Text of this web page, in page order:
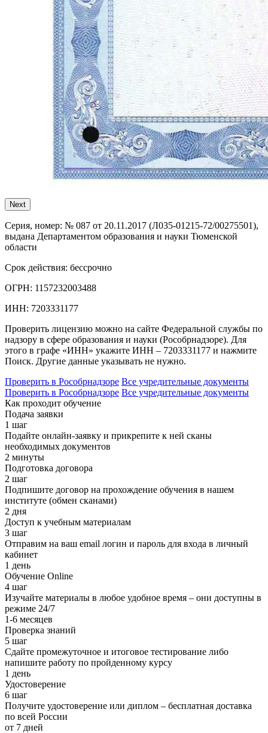
Next
Серия, номер: № 087 от 20.11.2017 (Л035-01215-72/00275501),
выдана Департаментом образования и науки Тюменской
области
Срок действия: бессрочно
ОГРН: 1157232003488
ИНН: 7203331177
Проверить лицензию можно на сайте Федеральной службы по
надзору в сфере образования и науки (Рособрнадзоре). Для
этого в графе «ИНН» укажите ИНН – 7203331177 и нажмите
Поиск. Другие данные указывать не нужно.
Проверить в Рособрнадзоре Все учредительные документы
Проверить в Рособрнадзоре Все учредительные документы
Как проходит обучение
Подача заявки
1 шаг
Подайте онлайн-заявку и прикрепите к ней сканы
необходимых документов
2 минуты
Подготовка договора
2 шаг
Подпишите договор на прохождение обучения в нашем
институте (обмен сканами)
2 дня
Доступ к учебным материалам
3 шаг
Отправим на ваш email логин и пароль для входа в личный
кабинет
1 день
Обучение Online
4 шаг
Изучайте материалы в любое удобное время – они доступны в
режиме 24/7
1-6 месяцев
Проверка знаний
5 шаг
Сдайте промежуточное и итоговое тестирование либо
напишите работу по пройденному курсу
1 день
Удостоверение
6 шаг
Получите удостоверение или диплом – бесплатная доставка
по всей России
от 7 дней